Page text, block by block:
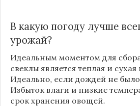
В какую погоду лучше
урожай?
Идеальным моментом для
свеклы является теплая и сухая
Идеально, если дождей не
Избыток влаги и низкие
срок хранения овощей.